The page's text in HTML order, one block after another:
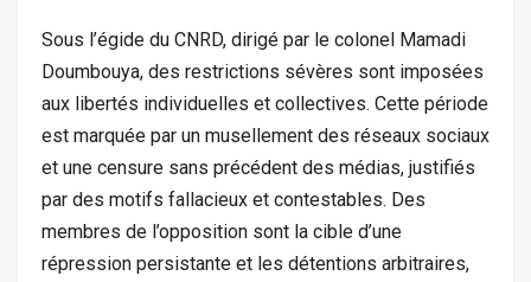
Sous l’égide du CNRD, dirigé par le colonel Mamadi
Doumbouya, des restrictions sévères sont imposées
aux libertés individuelles et collectives. Cette période
est marquée par un musellement des réseaux sociaux
et une censure sans précédent des médias, justifiés
par des motifs fallacieux et contestables. Des
membres de l’opposition sont la cible d’une
répression persistante et les détentions arbitraires,